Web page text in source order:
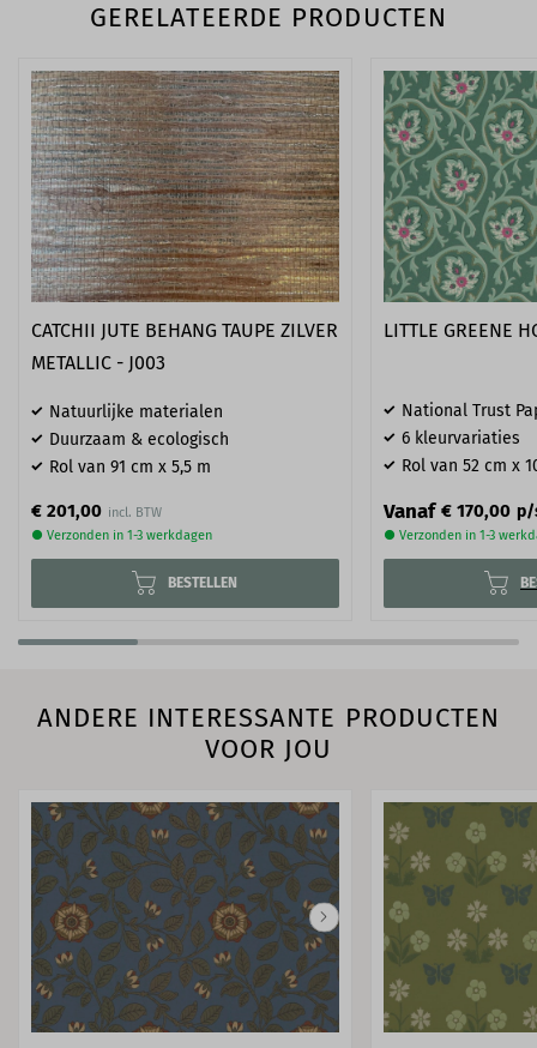
GERELATEERDE PRODUCTEN
CATCHII JUTE BEHANG TAUPE ZILVER
METALLIC - J003
Natuurlijke materialen
Duurzaam & ecologisch
Rol van 91 cm x 5,5 m
€ 201,00
● Verzonden in 1-3 werkdagen
BESTELLEN
LITTLE GREENE
National Trust
6 kleurvariaties
Rol van 52 cm x
Vanaf € 170,00 p/
● Verzonden in 1-3
ANDERE INTERESSANTE PRODUCTEN
VOOR JOU